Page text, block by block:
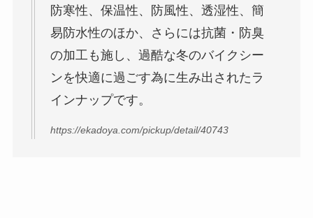
防寒性、保温性、防風性、透湿性、簡
易防水性のほか、さらには抗菌・防臭
の加工も施し、過酷な冬のバイクシー
ンを快適に過ごす為に生み出されたラ
インナップです。
https://ekadoya.com/pickup/detail/40743